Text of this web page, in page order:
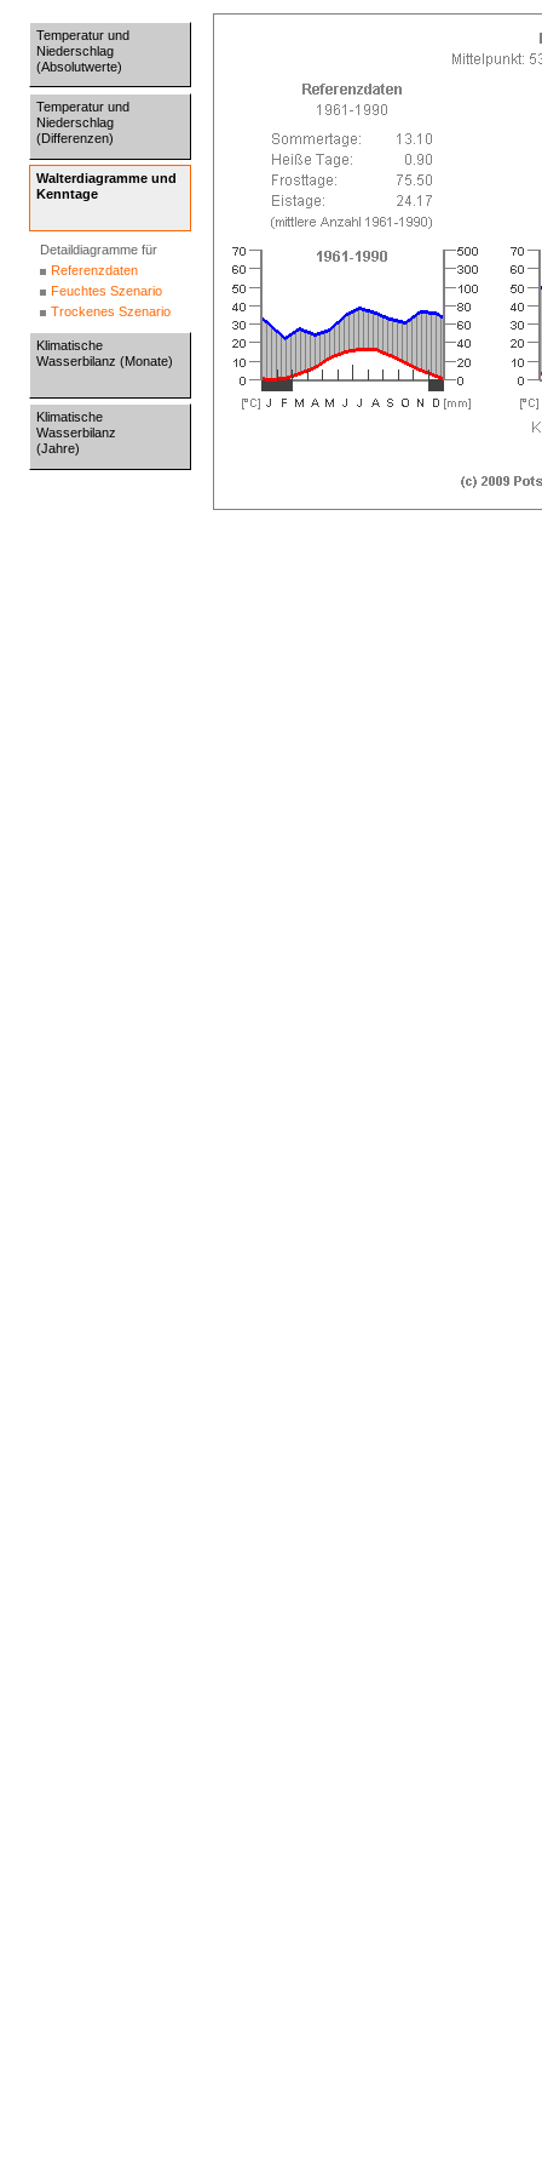
Temperatur und
Niederschlag
(Absolutwerte)
Temperatur und
Niederschlag
(Differenzen)
Walterdiagramme und
Kenntage
Detaildiagramme für
Referenzdaten
Feuchtes Szenario
Trockenes Szenario
Klimatische
Wasserbilanz (Monate)
Klimatische
Wasserbilanz
(Jahre)